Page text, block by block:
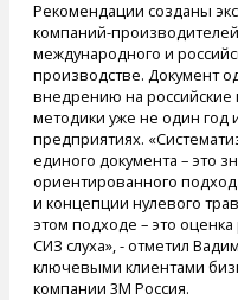
Рекомендации созданы
компаний-
международного и
производстве. Документ
внедрению на российские
методики уже не один год
предприятиях.
единого документа – это
ориентированного
и концепции нулевого
этом подходе – это
СИЗ слуха», - отметил
ключевыми клиентами
компании 3М Россия.